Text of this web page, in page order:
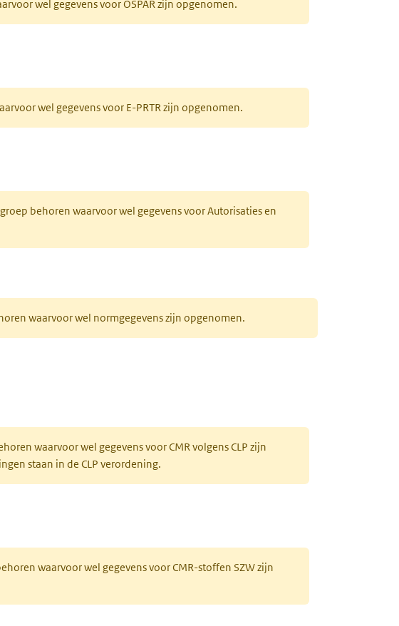
wel gegevens voor OSPAR zijn opgenomen.
wel gegevens voor E-PRTR zijn opgenomen.
behoren waarvoor wel gegevens voor Autorisaties en
waarvoor wel normgegevens zijn opgenomen.
waarvoor wel gegevens voor CMR volgens CLP zijn
staan in de CLP verordening.
waarvoor wel gegevens voor CMR-stoffen SZW zijn